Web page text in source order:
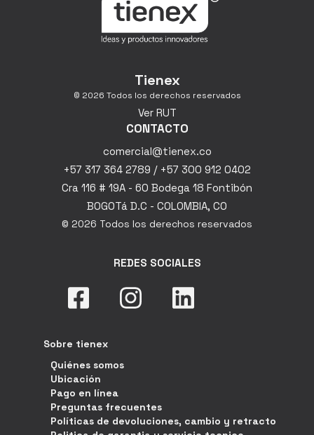
Tienex
© 2026 Todos los derechos reservados
Ver RUT
CONTACTO
comercial@tienex.co
+57 317 364 2789 / +57 300 912 0402
Cra 116 # 19A - 60 Bodega 18 Fontibón
BOGOTá D.C - COLOMBIA, CO
© 2026 Todos los derechos reservados
REDES SOCIALES
Sobre tienex
Quiénes somos
Ubicación
Pago en línea
Preguntas frecuentes
Políticas de devoluciones, cambio y retracto